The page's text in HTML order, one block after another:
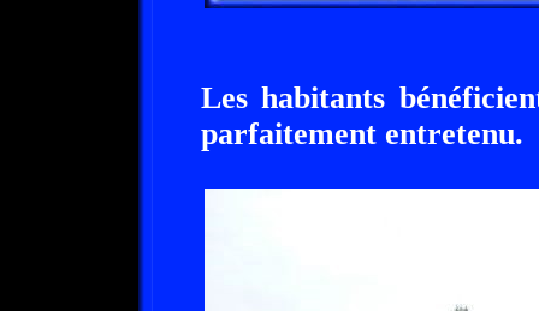
Les habitants
parfaitement entretenu.